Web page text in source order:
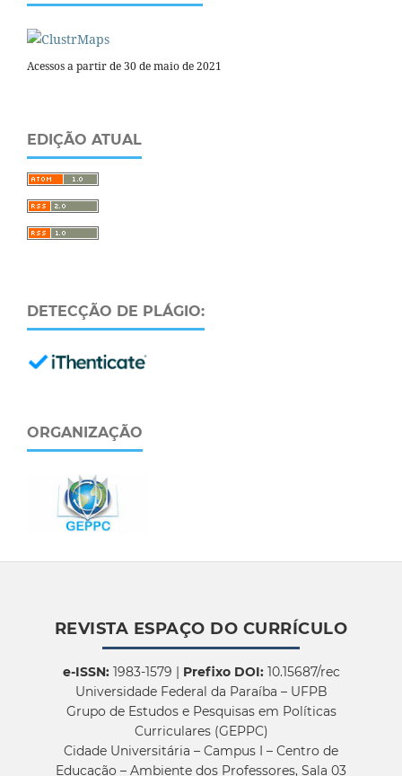
Acessos a partir de 30 de maio de 2021
EDIÇÃO ATUAL
DETECÇÃO DE PLÁGIO:
ORGANIZAÇÃO
REVISTA ESPAÇO DO CURRÍCULO
e-ISSN:1983-1579 | Prefixo DOI:10.15687/rec
Universidade Federal da Paraíba – UFPB
Grupo de Estudos e Pesquisas em Políticas
Curriculares (GEPPC)
Cidade Universitária – Campus I – Centro de
Educação – Ambiente dos Professores, Sala 03